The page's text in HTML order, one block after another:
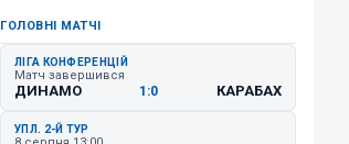
ГОЛОВНІ МАТЧІ
ЛІГА КОНФЕРЕНЦІЙ
Матч завершився
ДИНАМО 1:0 КАРАБАХ
УПЛ. 2-Й ТУР